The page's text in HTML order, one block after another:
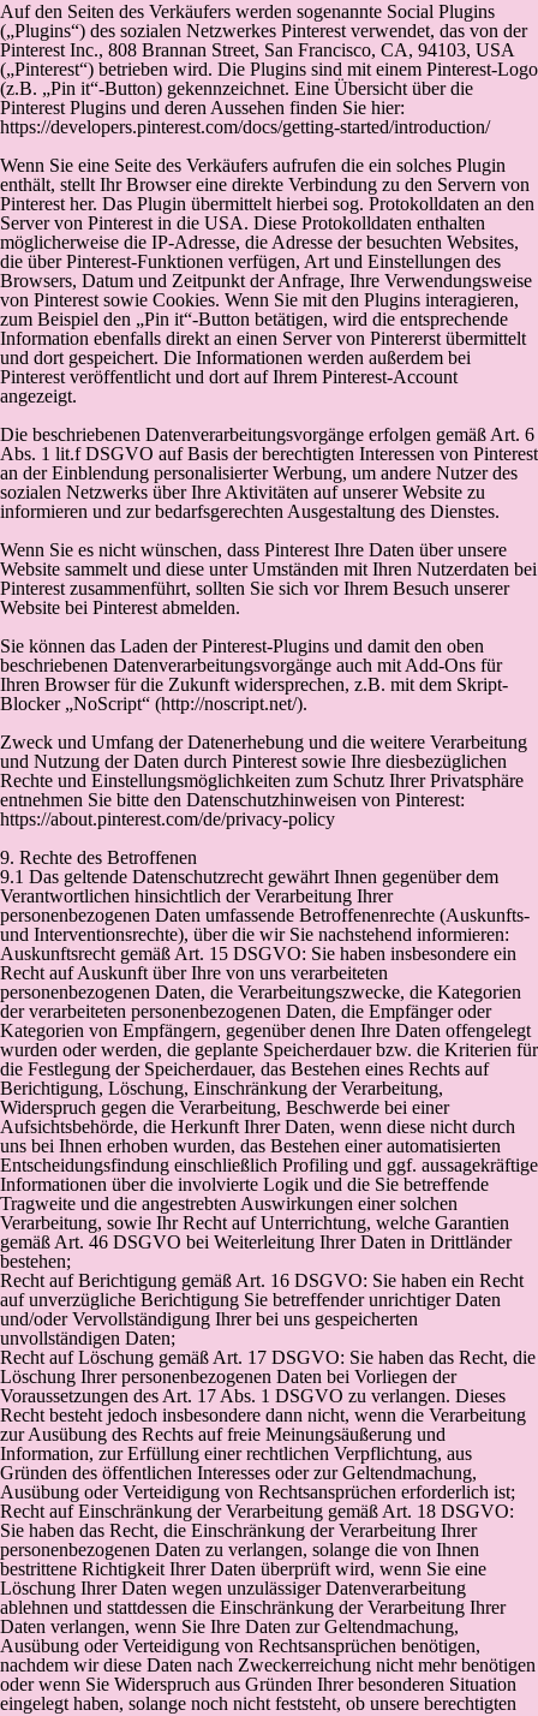
Auf den Seiten des Verkäufers werden sogenannte Social Plugins
(„Plugins“) des sozialen Netzwerkes Pinterest verwendet, das von der
Pinterest Inc., 808 Brannan Street, San Francisco, CA, 94103, USA
(„Pinterest“) betrieben wird. Die Plugins sind mit einem Pinterest-Logo
(z.B. „Pin it“-Button) gekennzeichnet. Eine Übersicht über die
Pinterest Plugins und deren Aussehen finden Sie hier:
https://developers.pinterest.com/docs/getting-started/introduction/
Wenn Sie eine Seite des Verkäufers aufrufen die ein solches Plugin
enthält, stellt Ihr Browser eine direkte Verbindung zu den Servern von
Pinterest her. Das Plugin übermittelt hierbei sog. Protokolldaten an den
Server von Pinterest in die USA. Diese Protokolldaten enthalten
möglicherweise die IP-Adresse, die Adresse der besuchten Websites,
die über Pinterest-Funktionen verfügen, Art und Einstellungen des
Browsers, Datum und Zeitpunkt der Anfrage, Ihre Verwendungsweise
von Pinterest sowie Cookies. Wenn Sie mit den Plugins interagieren,
zum Beispiel den „Pin it“-Button betätigen, wird die entsprechende
Information ebenfalls direkt an einen Server von Pintererst übermittelt
und dort gespeichert. Die Informationen werden außerdem bei
Pinterest veröffentlicht und dort auf Ihrem Pinterest-Account
angezeigt.
Die beschriebenen Datenverarbeitungsvorgänge erfolgen gemäß Art. 6
Abs. 1 lit.f DSGVO auf Basis der berechtigten Interessen von Pinterest
an der Einblendung personalisierter Werbung, um andere Nutzer des
sozialen Netzwerks über Ihre Aktivitäten auf unserer Website zu
informieren und zur bedarfsgerechten Ausgestaltung des Dienstes.
Wenn Sie es nicht wünschen, dass Pinterest Ihre Daten über unsere
Website sammelt und diese unter Umständen mit Ihren Nutzerdaten bei
Pinterest zusammenführt, sollten Sie sich vor Ihrem Besuch unserer
Website bei Pinterest abmelden.
Sie können das Laden der Pinterest-Plugins und damit den oben
beschriebenen Datenverarbeitungsvorgänge auch mit Add-Ons für
Ihren Browser für die Zukunft widersprechen, z.B. mit dem Skript-
Blocker „NoScript“ (http://noscript.net/).
Zweck und Umfang der Datenerhebung und die weitere Verarbeitung
und Nutzung der Daten durch Pinterest sowie Ihre diesbezüglichen
Rechte und Einstellungsmöglichkeiten zum Schutz Ihrer Privatsphäre
entnehmen Sie bitte den Datenschutzhinweisen von Pinterest:
https://about.pinterest.com/de/privacy-policy
9. Rechte des Betroffenen
9.1 Das geltende Datenschutzrecht gewährt Ihnen gegenüber dem
Verantwortlichen hinsichtlich der Verarbeitung Ihrer
personenbezogenen Daten umfassende Betroffenenrechte (Auskunfts-
und Interventionsrechte), über die wir Sie nachstehend informieren:
Auskunftsrecht gemäß Art. 15 DSGVO: Sie haben insbesondere ein
Recht auf Auskunft über Ihre von uns verarbeiteten
personenbezogenen Daten, die Verarbeitungszwecke, die Kategorien
der verarbeiteten personenbezogenen Daten, die Empfänger oder
Kategorien von Empfängern, gegenüber denen Ihre Daten offengelegt
wurden oder werden, die geplante Speicherdauer bzw. die Kriterien für
die Festlegung der Speicherdauer, das Bestehen eines Rechts auf
Berichtigung, Löschung, Einschränkung der Verarbeitung,
Widerspruch gegen die Verarbeitung, Beschwerde bei einer
Aufsichtsbehörde, die Herkunft Ihrer Daten, wenn diese nicht durch
uns bei Ihnen erhoben wurden, das Bestehen einer automatisierten
Entscheidungsfindung einschließlich Profiling und ggf. aussagekräftige
Informationen über die involvierte Logik und die Sie betreffende
Tragweite und die angestrebten Auswirkungen einer solchen
Verarbeitung, sowie Ihr Recht auf Unterrichtung, welche Garantien
gemäß Art. 46 DSGVO bei Weiterleitung Ihrer Daten in Drittländer
bestehen;
Recht auf Berichtigung gemäß Art. 16 DSGVO: Sie haben ein Recht
auf unverzügliche Berichtigung Sie betreffender unrichtiger Daten
und/oder Vervollständigung Ihrer bei uns gespeicherten
unvollständigen Daten;
Recht auf Löschung gemäß Art. 17 DSGVO: Sie haben das Recht, die
Löschung Ihrer personenbezogenen Daten bei Vorliegen der
Voraussetzungen des Art. 17 Abs. 1 DSGVO zu verlangen. Dieses
Recht besteht jedoch insbesondere dann nicht, wenn die Verarbeitung
zur Ausübung des Rechts auf freie Meinungsäußerung und
Information, zur Erfüllung einer rechtlichen Verpflichtung, aus
Gründen des öffentlichen Interesses oder zur Geltendmachung,
Ausübung oder Verteidigung von Rechtsansprüchen erforderlich ist;
Recht auf Einschränkung der Verarbeitung gemäß Art. 18 DSGVO:
Sie haben das Recht, die Einschränkung der Verarbeitung Ihrer
personenbezogenen Daten zu verlangen, solange die von Ihnen
bestrittene Richtigkeit Ihrer Daten überprüft wird, wenn Sie eine
Löschung Ihrer Daten wegen unzulässiger Datenverarbeitung
ablehnen und stattdessen die Einschränkung der Verarbeitung Ihrer
Daten verlangen, wenn Sie Ihre Daten zur Geltendmachung,
Ausübung oder Verteidigung von Rechtsansprüchen benötigen,
nachdem wir diese Daten nach Zweckerreichung nicht mehr benötigen
oder wenn Sie Widerspruch aus Gründen Ihrer besonderen Situation
eingelegt haben, solange noch nicht feststeht, ob unsere berechtigten